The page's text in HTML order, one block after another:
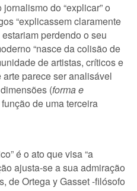
do “explicar” o
“explicassem claramente
perdendo o seu
“nasce da colisão de
de artistas, críticos e
parece ser analisável
(forma e
de uma terceira
é o ato que visa “a
ajusta-se a sua admiração
de Ortega y Gasset -filósofo